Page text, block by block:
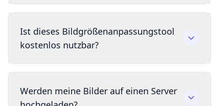
Ist dieses Bildgrößenanpassungstool
kostenlos nutzbar?
Werden meine Bilder auf einen Server